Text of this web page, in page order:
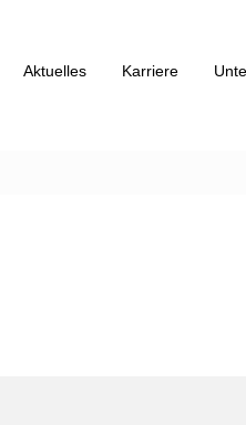
Aktuelles Karriere